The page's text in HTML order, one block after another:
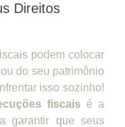
Direitos
podem colocar
do seu patrimônio
isso sozinho!
fiscais é a
garantir que seus